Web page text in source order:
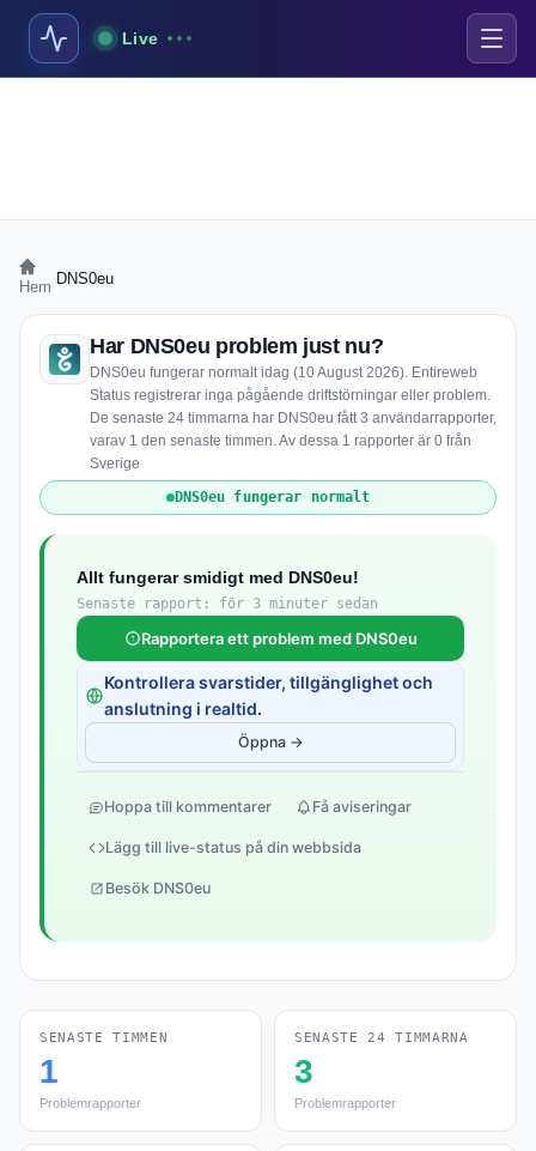
Live
Hem DNS0eu
Har DNS0eu problem just nu?
DNS0eu fungerar normalt idag (10 August 2026). Entireweb
Status registrerar inga pågående driftstörningar eller problem.
De senaste 24 timmarna har DNS0eu fått 3 användarrapporter,
varav 1 den senaste timmen. Av dessa 1 rapporter är 0 från
Sverige
DNS0eu fungerar normalt
Allt fungerar smidigt med DNS0eu!
Senaste rapport: för 3 minuter sedan
Rapportera ett problem med DNS0eu
Kontrollera svarstider, tillgänglighet och
anslutning i realtid.
Öppna →
Hoppa till kommentarer Få aviseringar
Lägg till live-status på din webbsida
Besök DNS0eu
SENASTE TIMMEN
1
Problemrapporter
SENASTE 24 TIMMARNA
3
Problemrapporter